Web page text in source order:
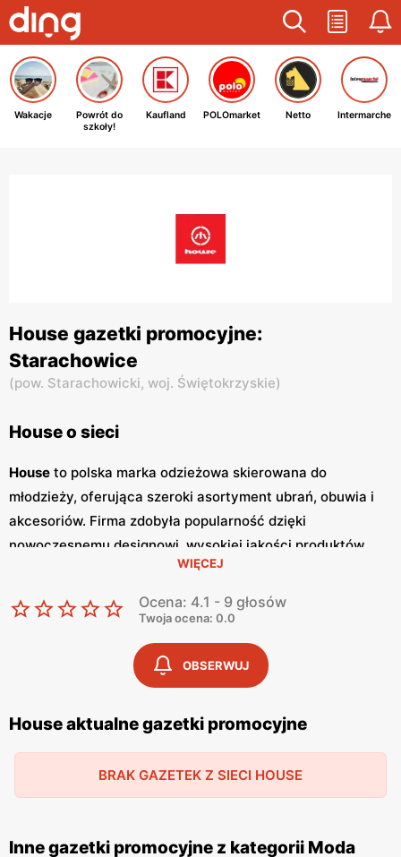
Wakacje
Powrót do
szkoły!
Kaufland POLOmarket Netto Intermarche
House gazetki promocyjne:
Starachowice
(pow. Starachowicki, woj. Świętokrzyskie)
House o sieci
House to polska marka odzieżowa skierowana do
młodzieży, oferująca szeroki asortyment ubrań, obuwia i
akcesoriów. Firma zdobyła popularność dzięki
nowoczesnemu designowi, wysokiej jakości produktów
niskim cenom. Klienci cenią sobie
promocje
, które umożliwiają zakup
modnych ubrań w korzystnych cenach. Jednym z
kluczowych elementów strategii marketingowej
regularnie wydawane
gazetki promocyjne
prezentują najnowsze kolekcje, wyprzedaże oraz
specjalne oferty, dzięki czemu klienci mogą planować
swoje zakupy i korzystać z wyjątkowych okazji cenowych.
sklepach, jak i online, co umożliwia łatwy dostęp do
WIĘCEJ
Ocena: 4.1 - 9 głosów
Twoja ocena: 0.0
OBSERWUJ
House aktualne gazetki promocyjne
BRAK GAZETEK Z SIECI HOUSE
Inne gazetki promocyjne z kategorii Moda